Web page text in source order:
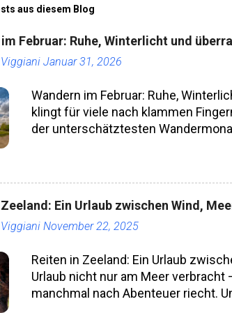
aus diesem Blog
Februar: Ruhe, Winterlicht und
Januar 31, 2026
Wandern im Februar: Ruhe,
klingt für viele nach klammen
der unterschätztesten
Historisch war das Wandern in
kein Randmonat mehr, sondern
nicht an absolute Einsteiger. An alle,
Ein Urlaub zwischen Wind,
November 22, 2025
Reiten in Zeeland: Ein Urlaub
Urlaub nicht nur am Meer verbracht
manchmal nach Abenteuer riecht.